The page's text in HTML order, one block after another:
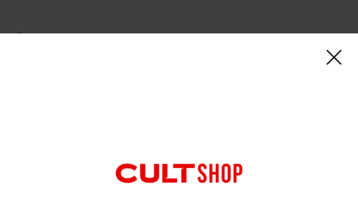
Описание
четкана вътрешна част за уютен комфорт по